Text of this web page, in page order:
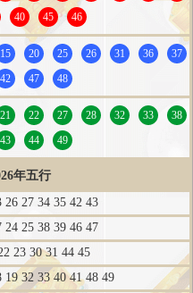
40 45 46
15 20 25 26 31 36
37
42 47 48
21 22 27 28 32 33
38
43 44 49
年五行
26 27 34 35 42 43
24 25 38 39 46 47
23 30 31 44 45
19 32 33 40 41 48 49